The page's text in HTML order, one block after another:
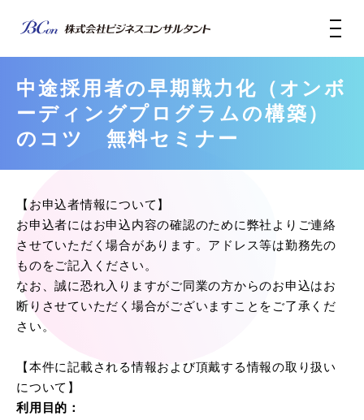
中途採用者の早期戦力化（オンボ
ーディングプログラムの構築）
のコツ 無料セミナー
【お申込者情報について】
お申込者にはお申込内容の確認のために弊社よりご連絡
させていただく場合があります。アドレス等は勤務先の
ものをご記入ください。
なお、誠に恐れ入りますがご同業の方からのお申込はお
断りさせていただく場合がございますことをご了承くだ
さい。
【本件に記載される情報および頂戴する情報の取り扱い
について】
利用目的：